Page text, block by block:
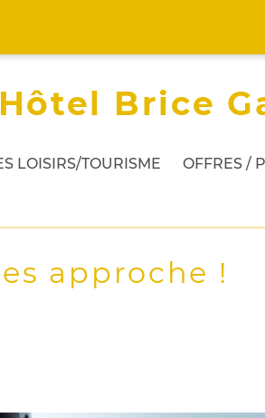
Brice
LOISIRS/TOURISME OFFRES /
approche !